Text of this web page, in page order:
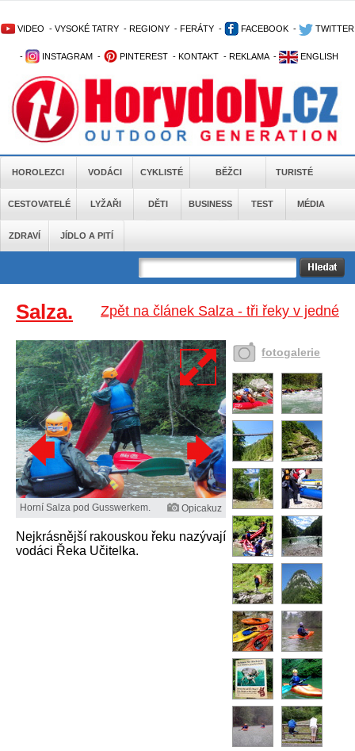
VIDEO - VYSOKÉ TATRY - REGIONY - FERÁTY - FACEBOOK - TWITTER
- INSTAGRAM - PINTEREST - KONTAKT - REKLAMA - ENGLISH
HOROLEZCI VODÁCI CYKLISTÉ BĚŽCI TURISTÉ
CESTOVATELÉ LYŽAŘI DĚTI BUSINESS TEST MÉDIA
ZDRAVÍ JÍDLO A PITÍ
Zpět na článek Salza - tři řeky v jedné
Salza.
Horní Salza pod Gusswerkem. Opicakuz
Nejkrásnější rakouskou řeku nazývají
vodáci Řeka Učitelka.
fotogalerie